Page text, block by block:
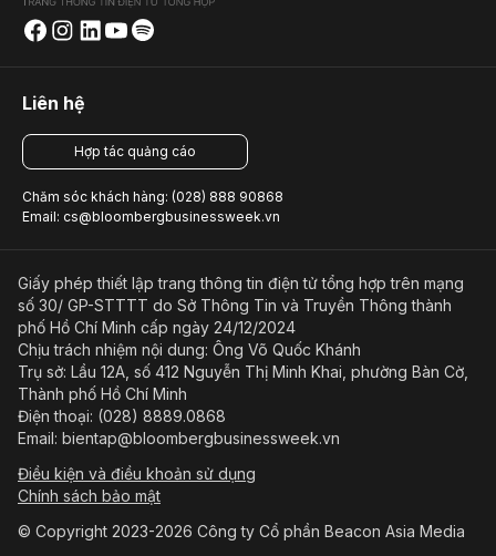
Liên hệ
Hợp tác quảng cáo
Chăm sóc khách hàng: (028) 888 90868
Email: cs@bloombergbusinessweek.vn
Giấy phép thiết lập trang thông tin điện tử tổng hợp trên mạng
số 30/ GP-STTTT do Sở Thông Tin và Truyền Thông thành
phố Hồ Chí Minh cấp ngày 24/12/2024
Chịu trách nhiệm nội dung: Ông Võ Quốc Khánh
Trụ sở: Lầu 12A, số 412 Nguyễn Thị Minh Khai, phường Bàn Cờ,
Thành phố Hồ Chí Minh
Điện thoại: (028) 8889.0868
Email: bientap@bloombergbusinessweek.vn
Điều kiện và điều khoản sử dụng
Chính sách bảo mật
© Copyright 2023-2026 Công ty Cổ phần Beacon Asia Media